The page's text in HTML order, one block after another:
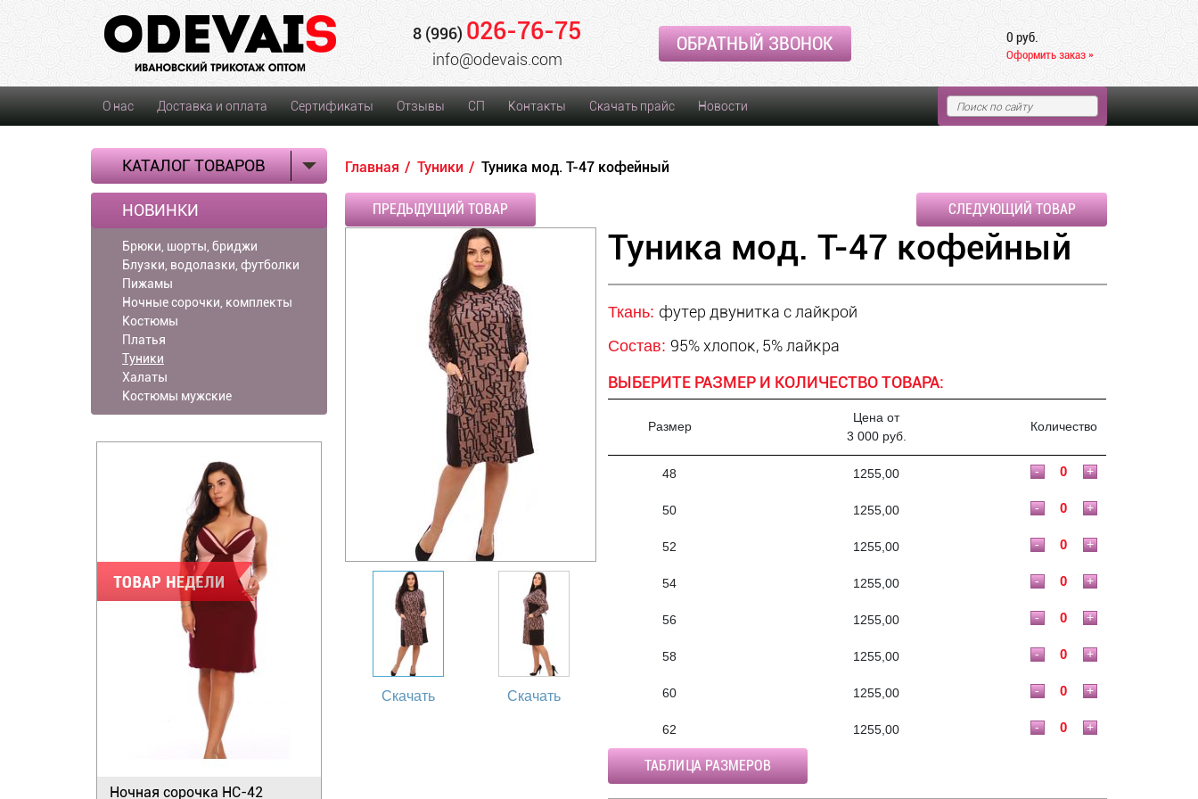
8 (996) 026-76-75
info@odevais.com
ОБРАТНЫЙ ЗВОНОК 0 руб.
Оформить заказ »
О нас Доставка и оплата Сертификаты Отзывы СП Контакты Скачать прайс Новости
КАТАЛОГ ТОВАРОВ
НОВИНКИ
Брюки, шорты, бриджи
Блузки, водолазки, футболки
Пижамы
Ночные сорочки, комплекты
Костюмы
Платья
Туники
Халаты
Костюмы мужские
Ночная сорочка НС-42
Главная Туники Туника мод. Т-47 кофейный
ПРЕДЫДУЩИЙ ТОВАР СЛЕДУЮЩИЙ ТОВАР
Скачать Скачать
Туника мод. Т-47 кофейный
Ткань: футер двунитка с лайкрой
Состав: 95% хлопок, 5% лайкра
ВЫБЕРИТЕ РАЗМЕР И КОЛИЧЕСТВО ТОВАРА:
Размер
Цена от
3 000 руб.
Количество
48 1255,00 +
-
50 1255,00 +
-
52 1255,00 +
-
54 1255,00 +
-
56 1255,00 +
-
58 1255,00 +
-
60 1255,00 +
-
62 1255,00 +
-
ТАБЛИЦА РАЗМЕРОВ